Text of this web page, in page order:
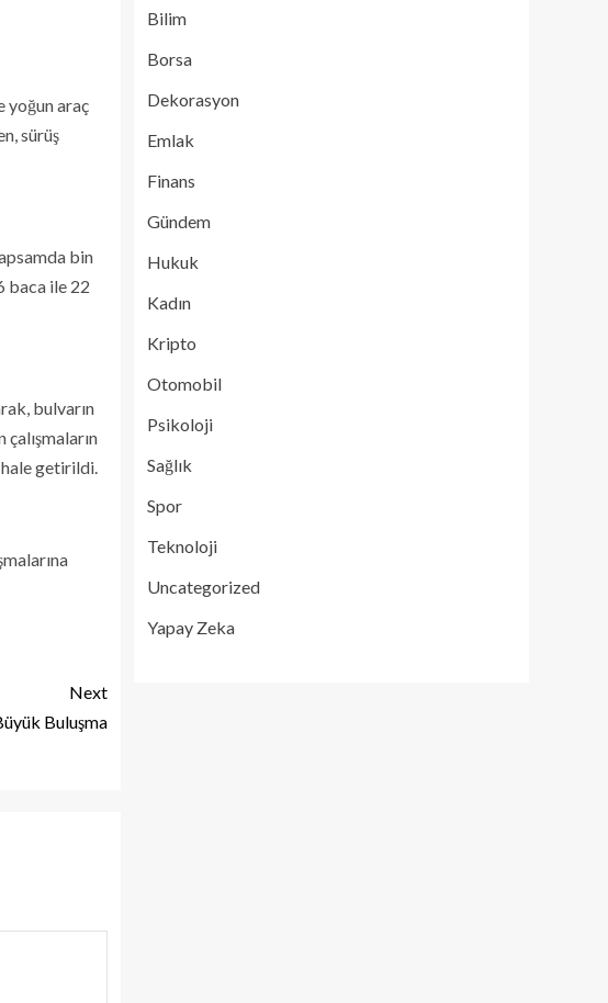
yoğun araç
sürüş
bin
baca ile 22
bulvarın
getirildi.
Next
Buluşma
Bilim
Borsa
Dekorasyon
Emlak
Finans
Gündem
Hukuk
Kadın
Kripto
Otomobil
Psikoloji
Sağlık
Spor
Teknoloji
Uncategorized
Yapay Zeka